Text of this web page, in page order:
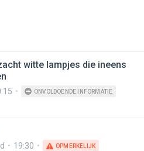
witte lampjes die ineens
ONVOLDOENDE INFORMATIE
19:30 OPMERKELIJK